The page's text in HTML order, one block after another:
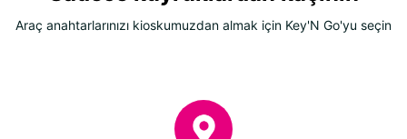
Araç anahtarlarınızı kioskumuzdan almak için Key'N Go'yu seçin